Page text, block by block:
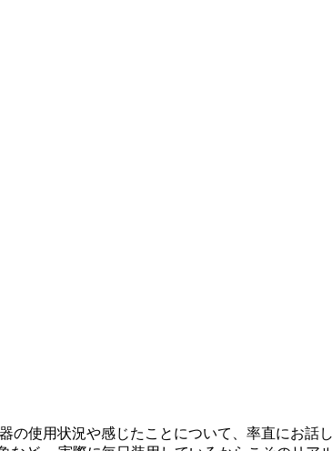
使用状況や感じたことについて、率直にお話